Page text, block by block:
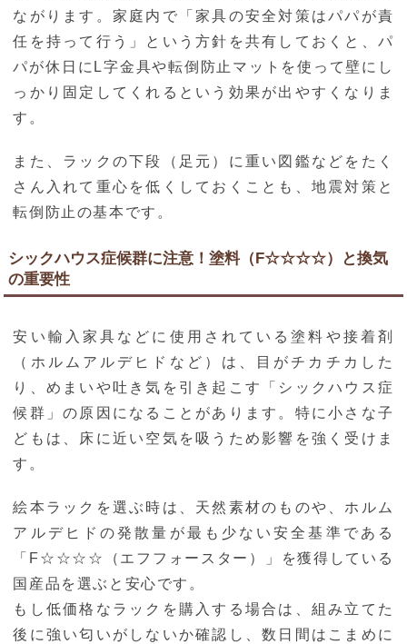
ながります。家庭内で「家具の安全対策はパパが責
任を持って行う」という方針を共有しておくと、パ
パが休日にL字金具や転倒防止マットを使って壁にし
っかり固定してくれるという効果が出やすくなりま
す。
また、ラックの下段（足元）に重い図鑑などをたく
さん入れて重心を低くしておくことも、地震対策と
転倒防止の基本です。
シックハウス症候群に注意！塗料（F☆☆☆☆）と換気
の重要性
安い輸入家具などに使用されている塗料や接着剤
（ホルムアルデヒドなど）は、目がチカチカした
り、めまいや吐き気を引き起こす「シックハウス症
候群」の原因になることがあります。特に小さな子
どもは、床に近い空気を吸うため影響を強く受けま
す。
絵本ラックを選ぶ時は、天然素材のものや、ホルム
アルデヒドの発散量が最も少ない安全基準である
「F☆☆☆☆（エフフォースター）」を獲得している
国産品を選ぶと安心です。
もし低価格なラックを購入する場合は、組み立てた
後に強い匂いがしないか確認し、数日間はこまめに